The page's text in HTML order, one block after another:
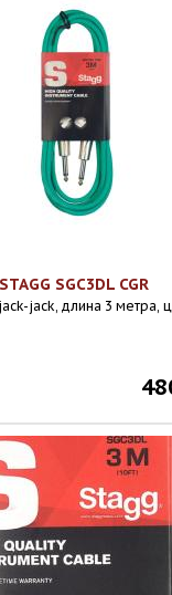
STAGG SGC3DL CGR
jack, длина 3 метра,